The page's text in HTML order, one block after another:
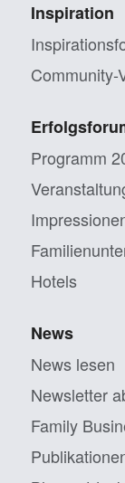
Inspiration
Community-
Programm
Hotels
News
News lesen
Newsletter
Family